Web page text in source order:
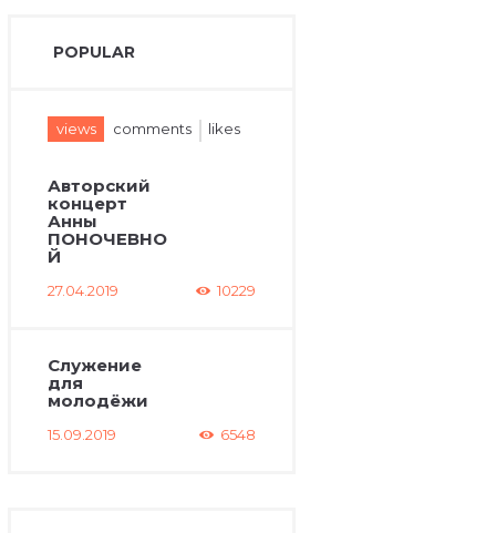
POPULAR
views comments likes
Авторский
концерт
Анны
ПОНОЧЕВНО
Й
27.04.2019 10229
Служение
для
молодёжи
15.09.2019 6548